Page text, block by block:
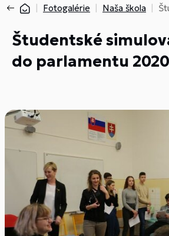
Fotogalérie Naša škola
Študentské
do parlamentu 2020